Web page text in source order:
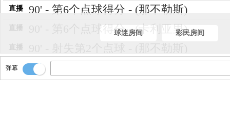
直播 90' - 第6个点球得分 - (那不勒斯)
直播 90' - 第6个点球得分 - (卡利亚里)
直播
直播 90' - 第5个点球得分 - (卡利亚里)
球迷房间 彩民房间
弹幕